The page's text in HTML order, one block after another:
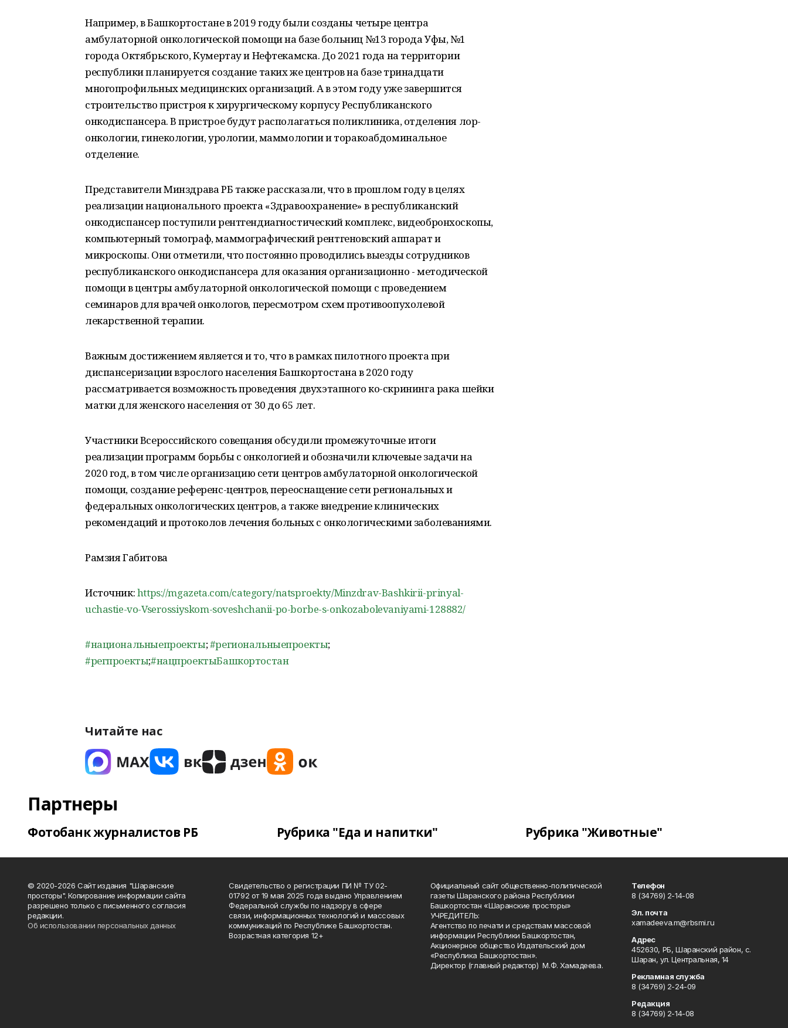
Например, в Башкортостане в 2019 году были созданы четыре центра
амбулаторной онкологической помощи на базе больниц №13 города Уфы, №1
города Октябрьского, Кумертау и Нефтекамска. До 2021 года на территории
республики планируется создание таких же центров на базе тринадцати
многопрофильных медицинских организаций. А в этом году уже завершится
строительство пристроя к хирургическому корпусу Республиканского
онкодиспансера. В пристрое будут располагаться поликлиника, отделения лор-
онкологии, гинекологии, урологии, маммологии и торакоабдоминальное
отделение.
Представители Минздрава РБ также рассказали, что в прошлом году в целях
реализации национального проекта «Здравоохранение» в республиканский
онкодиспансер поступили рентгендиагностический комплекс, видеобронхоскопы,
компьютерный томограф, маммографический рентгеновский аппарат и
микроскопы. Они отметили, что постоянно проводились выезды сотрудников
республиканского онкодиспансера для оказания организационно - методической
помощи в центры амбулаторной онкологической помощи с проведением
семинаров для врачей онкологов, пересмотром схем противоопухолевой
лекарственной терапии.
Важным достижением является и то, что в рамках пилотного проекта при
диспансеризации взрослого населения Башкортостана в 2020 году
рассматривается возможность проведения двухэтапного ко-скрининга рака шейки
матки для женского населения от 30 до 65 лет.
Участники Всероссийского совещания обсудили промежуточные итоги
реализации программ борьбы с онкологией и обозначили ключевые задачи на
2020 год, в том числе организацию сети центров амбулаторной онкологической
помощи, создание референс-центров, переоснащение сети региональных и
федеральных онкологических центров, а также внедрение клинических
рекомендаций и протоколов лечения больных с онкологическими заболеваниями.
Рамзия Габитова
Источник:https://mgazeta.com/category/natsproekty/Minzdrav-Bashkirii-prinyal-
uchastie-vo-Vserossiyskom-soveshchanii-po-borbe-s-onkozabolevaniyami-128882/
#национальныепроекты;#региональныепроекты;
#регпроекты;#нацпроектыБашкортостан
Читайте нас
Партнеры
Фотобанк журналистов РБ Рубрика "Еда и напитки" Рубрика "Животные"
© 2020-2026 Сайт издания "Шаранские
просторы". Копирование информации сайта
разрешено только с письменного согласия
редакции.
Об использовании персональных данных
Свидетельство о регистрации ПИ № ТУ 02-
01792 от 19 мая 2025 года выдано Управлением
Федеральной службы по надзору в сфере
связи, информационных технологий и массовых
коммуникаций по Республике Башкортостан.
Возрастная категория 12+
Официальный сайт общественно-политической
газеты Шаранского района Республики
Башкортостан «Шаранские просторы»
УЧРЕДИТЕЛЬ:
Агентство по печати и средствам массовой
информации Республики Башкортостан,
Акционерное общество Издательский дом
«Республика Башкортостан».
Директор (главный редактор) М.Ф. Хамадеева.
Телефон
8 (34769) 2-14-08
Эл. почта
xamadeeva.m@rbsmi.ru
Адрес
452630, РБ, Шаранский район, с.
Шаран, ул. Центральная, 14
Рекламная служба
8 (34769) 2-24-09
Редакция
8 (34769) 2-14-08